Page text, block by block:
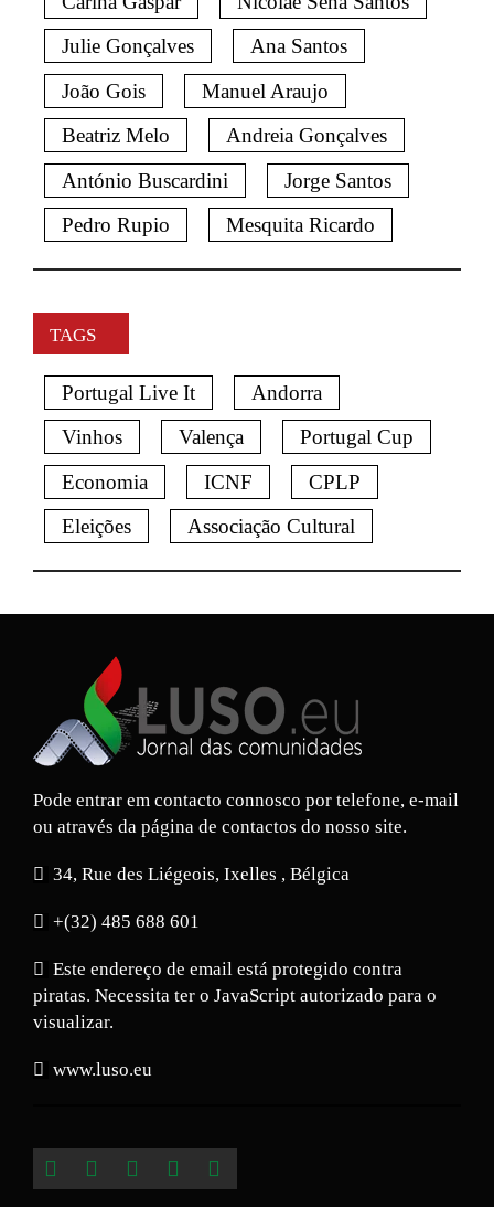
Julie Gonçalves
Ana Santos
João Gois
Manuel Araujo
Beatriz Melo
Andreia Gonçalves
António Buscardini
Jorge Santos
Pedro Rupio
Mesquita Ricardo
TAGS
Portugal Live It
Andorra
Vinhos
Valença
Portugal Cup
Economia
ICNF
CPLP
Eleições
Associação Cultural
Pode entrar em contacto connosco por telefone, e-mail
ou através da página de contactos do nosso site.
34, Rue des Liégeois, Ixelles , Bélgica
+(32) 485 688 601
Este endereço de email está protegido contra
piratas. Necessita ter o JavaScript autorizado para o
visualizar.
www.luso.eu